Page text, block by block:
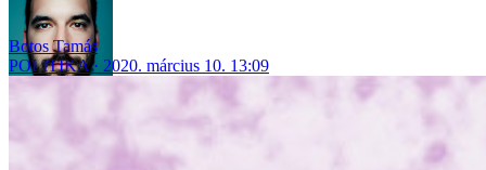
Botos Tamás
POLITIKA
2020. március 10. 13:09